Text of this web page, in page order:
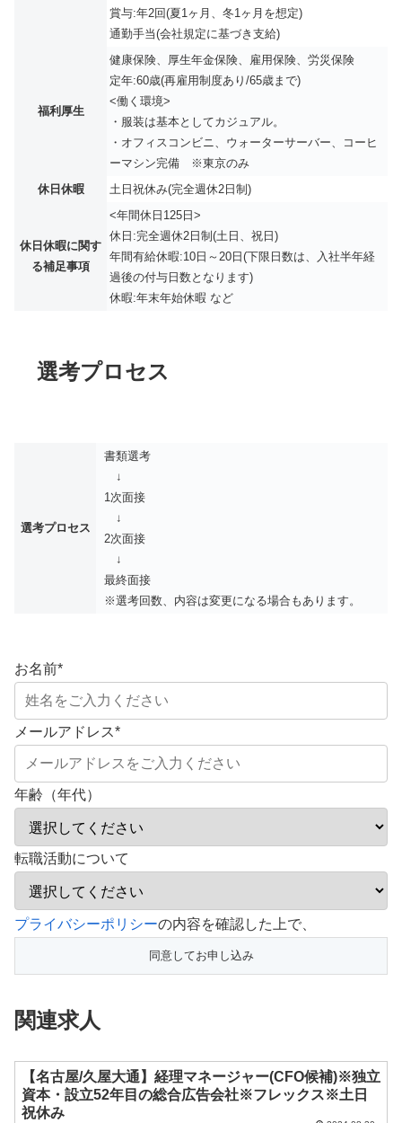
賞与:年2回(夏1ヶ月、冬1ヶ月を想定)
通勤手当(会社規定に基づき支給)
福利厚生
健康保険、厚生年金保険、雇用保険、労災保険
定年:60歳(再雇用制度あり/65歳まで)
<働く環境>
・服装は基本としてカジュアル。
・オフィスコンビニ、ウォーターサーバー、コーヒ
ーマシン完備 ※東京のみ
休日休暇
土日祝休み(完全週休2日制)
休日休暇に関す
る補足事項
<年間休日125日>
休日:完全週休2日制(土日、祝日)
年間有給休暇:10日～20日(下限日数は、入社半年経
過後の付与日数となります)
休暇:年末年始休暇 など
選考プロセス
選考プロセス
書類選考
↓
1次面接
↓
2次面接
↓
最終面接
※選考回数、内容は変更になる場合もあります。
お名前*
メールアドレス*
年齢（年代）
転職活動について
こ
フ
ー
は
プライバシーポリシーの内容を確認した上で、
関連求人
【名古屋/久屋大通】経理マネージャー(CFO候補)※独立
資本・設立52年目の総合広告会社※フレックス※土日
祝休み